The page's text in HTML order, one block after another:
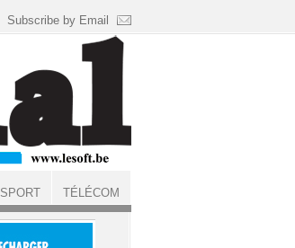
Subscribe by Email
SPORT TÉLÉCOM